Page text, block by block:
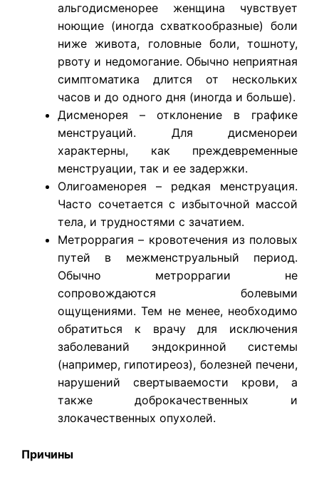
альгодисменорее женщина чувствует
ноющие (иногда схваткообразные) боли
ниже живота, головные боли, тошноту,
рвоту и недомогание. Обычно неприятная
симптоматика длится от нескольких
часов и до одного дня (иногда и больше).
Дисменорея – отклонение в графике
менструаций. Для дисменореи
характерны, как преждевременные
менструации, так и ее задержки.
Олигоаменорея – редкая менструация.
Часто сочетается с избыточной массой
тела, и трудностями с зачатием.
Метроррагия – кровотечения из половых
путей в межменструальный период.
Обычно метроррагии не
сопровождаются болевыми
ощущениями. Тем не менее, необходимо
обратиться к врачу для исключения
заболеваний эндокринной системы
(например, гипотиреоз), болезней печени,
нарушений свертываемости крови, а
также доброкачественных и
злокачественных опухолей.
Причины